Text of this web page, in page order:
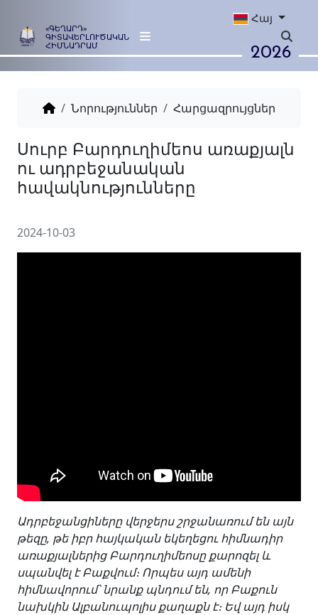
«ԳԵՂԱՐԴ»
ԳԻՏԱՎԵՐԼՈՒԾԱԿԱՆ
ՀԻՄՆԱԴՐԱՄ
Հայ
2026
Նորություններ Հարցազրույցներ
Սուրբ Բարդուղիմեոս
հավակնությունները
2024-10-03
Ադրբեջանցիները վերջերս շրջանառում են այն
թեզը, թե իբր հայկական եկեղեցու հիմնադիր
առաքյալներից Բարդուղիմեոսը քարոզել և
սպանվել է Բաքվում։ Որպես այդ ամենի
հիմնավորում՝ նրանք պնդում են, որ Բաքուն
նախկին Ալբանուպոլիս քաղաքն է։ Եվ այդ իսկ